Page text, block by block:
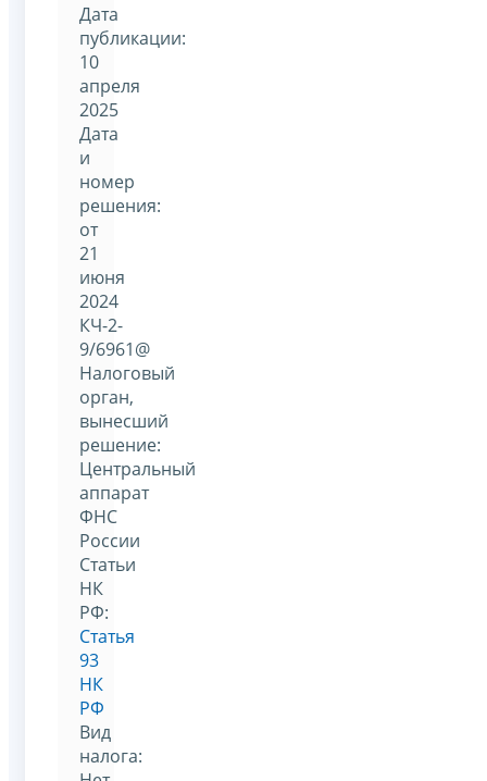
Дата
публикации:
10
апреля
2025
Дата
и
номер
решения:
от
21
июня
2024
КЧ-2-
9/6961@
Налоговый
орган,
вынесший
решение:
Центральный
аппарат
ФНС
России
Статьи
НК
РФ:
Статья
93
НК
РФ
Вид
налога: